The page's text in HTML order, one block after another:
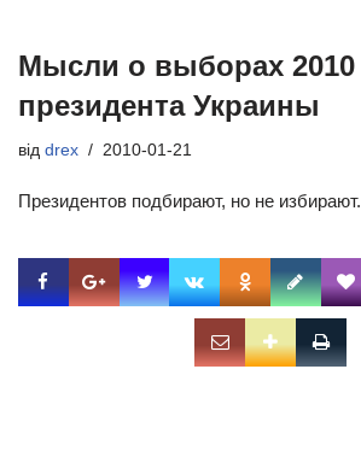
Мысли о выборах 2010
президента Украины
від drex 2010-01-21
Президентов подбирают, но не избирают.